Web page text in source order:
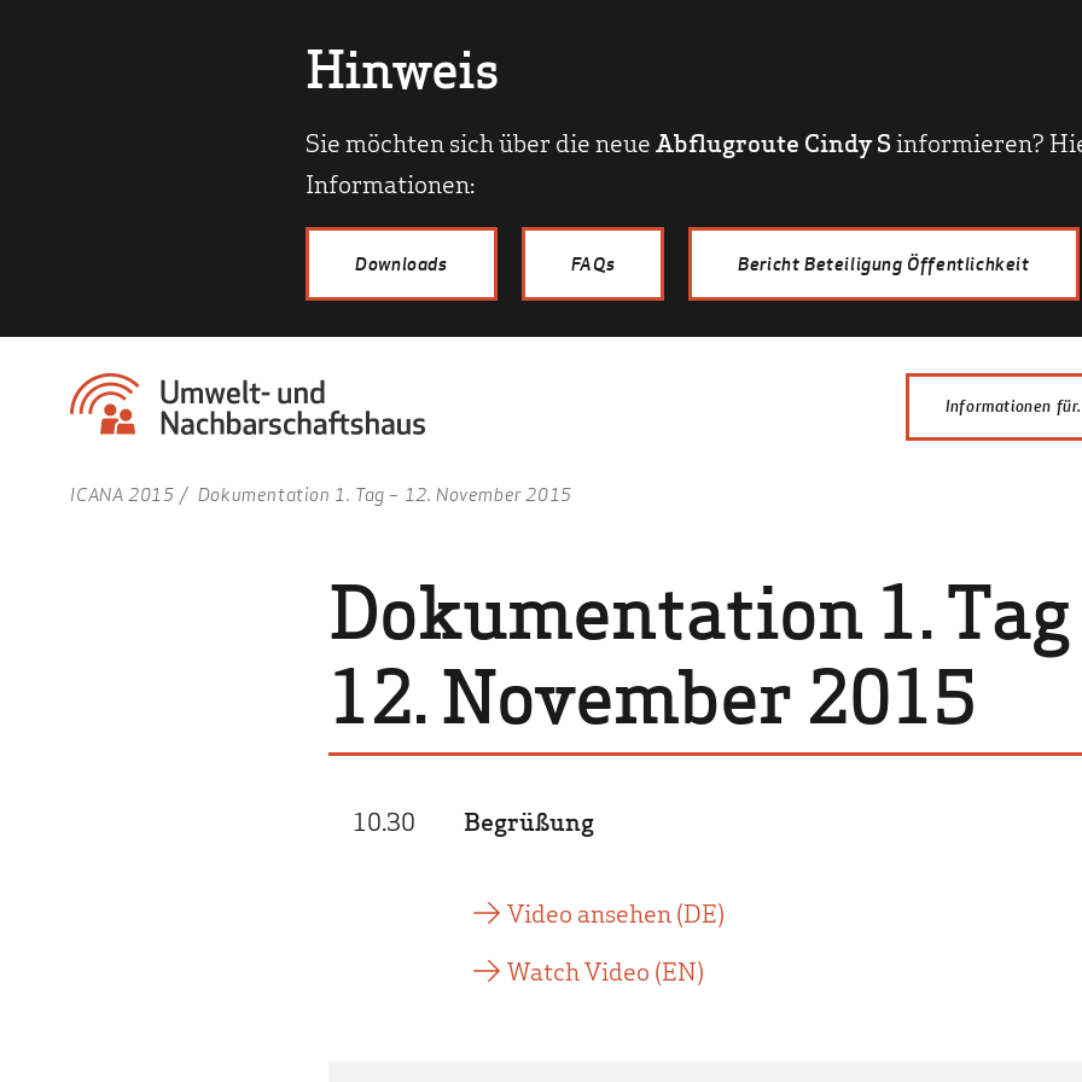
Hinweis
Sie möchten sich über die neueAbflugroute Cindy Sinformieren?
Informationen:
Downloads FAQs Bericht Beteiligung Öffentlichkeit
Informationen
Lehrer & Eltern
ICANA 2015 Dokumentation 1. Tag – 12. November 2015
Dokumentation 1. Tag
12. November 2015
10.30 Begrüßung
Video ansehen (DE)
Watch Video (EN)